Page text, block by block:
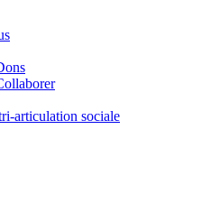
articulation sociale